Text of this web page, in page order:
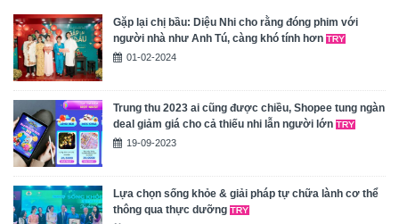
Gặp lại chị bầu: Diệu Nhi cho rằng đóng phim với
người nhà như Anh Tú, càng khó tính hơn
01-02-2024
Trung thu 2023 ai cũng được chiều, Shopee tung ngàn
deal giảm giá cho cả thiếu nhi lẫn người lớn
19-09-2023
Lựa chọn sống khỏe & giải pháp tự chữa lành cơ thể
thông qua thực dưỡng